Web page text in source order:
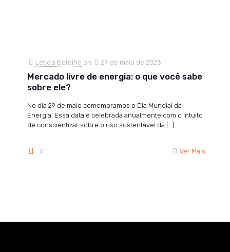
Leticia Botelho on 29 de maio de 2023
Mercado livre de energia: o que você sabe
sobre ele?
No dia 29 de maio comemoramos o Dia Mundial da
Energia. Essa data é celebrada anualmente com o intuito
de conscientizar sobre o uso sustentável da […]
0 Ver Mais